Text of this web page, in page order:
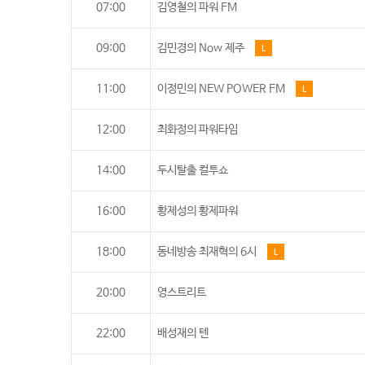
07:00 김영철의 파워 FM
09:00 김민경의 Now 제주 L
11:00 이정민의 NEW POWER FM L
12:00 최화정의 파워타임
14:00 두시탈출 컬투쇼
16:00 황제성의 황제파워
18:00 동네방송 최재혁의 6시 L
20:00 영스트리트
22:00 배성재의 텐